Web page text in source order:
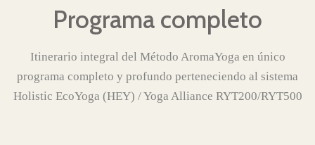
Programa completo
Itinerario integral del Método AromaYoga en único
programa completo y profundo perteneciendo al sistema
Holistic EcoYoga (HEY) / Yoga Alliance RYT200/RYT500